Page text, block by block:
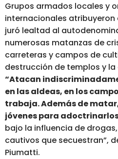
Grupos armados locales y
internacionales
juró lealtad al
numerosas matanzas de
carreteras y campos de
destrucción de templos y la
“Atacan
en las aldeas, en los
trabaja. Además de
jóvenes para
bajo la influencia de
cautivos que secuestran”,
Piumatti.